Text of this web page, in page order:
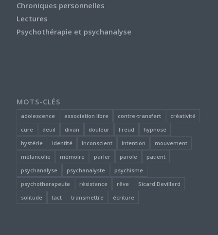
Chroniques personnelles
Lectures
Psychothérapie et psychanalyse
MOTS-CLÉS
adolescence association libre contre-transfert
créativité
cure
deuil divan douleur Freud
hypnose
hystérie
identité inconscient intention
mouvement
mélancolie
mémoire parler parole
patient
psychanalyse
psychanalyste
psychisme
psychotherapeute
résistance rêve
Sicard Devillard
solitude
tact transmettre écriture